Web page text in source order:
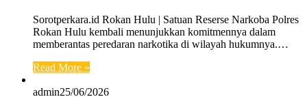
Sorotperkara.id Rokan Hulu | Satuan Reserse Narkoba Polres
Rokan Hulu kembali menunjukkan komitmennya dalam
memberantas peredaran narkotika di wilayah hukumnya.…
Read More »
admin25/06/2026